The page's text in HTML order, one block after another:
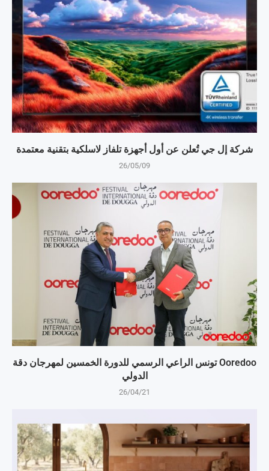
شركة إل جي تُعلن عن أول أجهزة تلفاز لاسلكية بتقنية معتمدة
26/05/09
Ooredoo تونس الراعي الرسمي للدورة الخمسين لمهرجان دقة
الدولي
26/04/21